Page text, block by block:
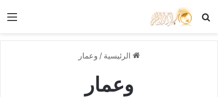
بحث عن
الرئيسية / وعمار
وعمار